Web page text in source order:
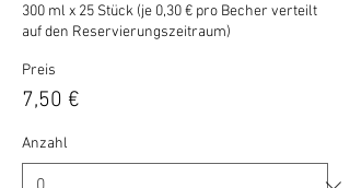
300 ml x 25 Stück (je 0,30 € pro Becher verteilt
auf den Reservierungszeitraum)
Preis
7,50 €
Anzahl